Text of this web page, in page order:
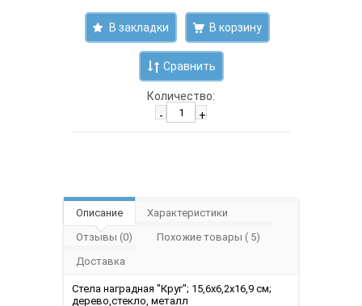
В закладки
Сравнить
Количество:
-
+
Описание
Характеристики
Отзывы (0)
Похожие товары ( 5)
Доставка
Стела наградная "Круг"; 15,6х6,2х16,9 см;
дерево,стекло, металл